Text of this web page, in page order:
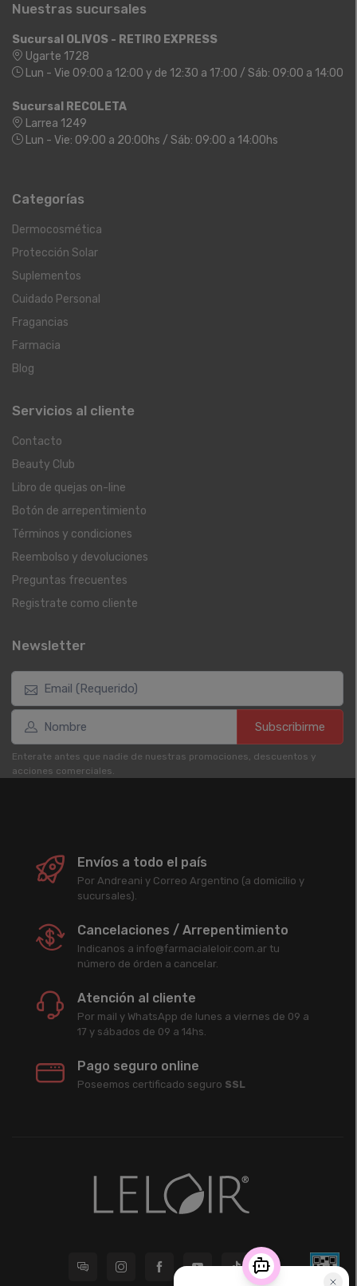
Nuestras sucursales
Sucursal OLIVOS - RETIRO EXPRESS
Ugarte 1728
Lun - Vie 09:00 a 12:00 y de 12:30 a 17:00 / Sáb: 09:00 a 14:00
Sucursal RECOLETA
Larrea 1249
Lun - Vie: 09:00 a 20:00hs / Sáb: 09:00 a 14:00hs
Categorías
Dermocosmética
Protección Solar
Suplementos
Cuidado Personal
Fragancias
Farmacia
Blog
Servicios al cliente
Contacto
Beauty Club
Libro de quejas on-line
Botón de arrepentimiento
Términos y condiciones
Reembolso y devoluciones
Preguntas frecuentes
Registrate como cliente
Newsletter
Subscribirme
Enterate antes que nadie de nuestras promociones, descuentos y
acciones comerciales.
Envíos a todo el país
Por Andreani y Correo Argentino (a domicilio y
sucursales).
Cancelaciones / Arrepentimiento
Indicanos a info@farmacialeloir.com.ar tu
número de órden a cancelar.
Atención al cliente
Por mail y WhatsApp de lunes a viernes de 09 a
17 y sábados de 09 a 14hs.
Pago seguro online
Poseemos certificado seguro SSL